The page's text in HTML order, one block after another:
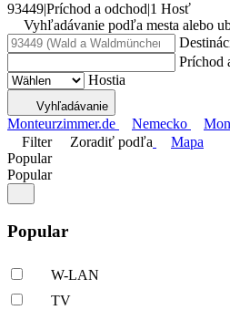
93449|Príchod a odchod|1 Hosť
Vyhľadávanie podľa mesta alebo
Príchod
Hostia
Vyhľadávanie
Monteurzimmer.de Nemecko
Filter
Zoradiť podľa
Mapa
Popular
Popular
Popular
W-LAN
TV